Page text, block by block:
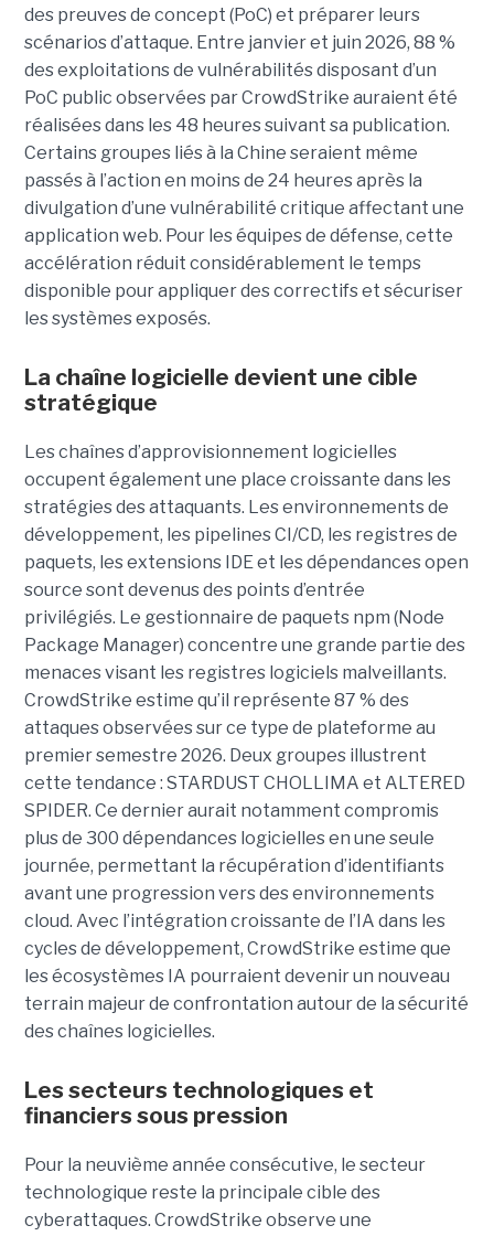
des preuves de concept (PoC) et préparer leurs
scénarios d’attaque. Entre janvier et juin 2026, 88 %
des exploitations de vulnérabilités disposant d’un
PoC public observées par CrowdStrike auraient été
réalisées dans les 48 heures suivant sa publication.
Certains groupes liés à la Chine seraient même
passés à l’action en moins de 24 heures après la
divulgation d’une vulnérabilité critique affectant une
application web. Pour les équipes de défense, cette
accélération réduit considérablement le temps
disponible pour appliquer des correctifs et sécuriser
les systèmes exposés.
La chaîne logicielle devient une cible
stratégique
Les chaînes d’approvisionnement logicielles
occupent également une place croissante dans les
stratégies des attaquants. Les environnements de
développement, les pipelines CI/CD, les registres de
paquets, les extensions IDE et les dépendances open
source sont devenus des points d’entrée
privilégiés. Le gestionnaire de paquets npm (Node
Package Manager) concentre une grande partie des
menaces visant les registres logiciels malveillants.
CrowdStrike estime qu’il représente 87 % des
attaques observées sur ce type de plateforme au
premier semestre 2026. Deux groupes illustrent
cette tendance : STARDUST CHOLLIMA et ALTERED
SPIDER. Ce dernier aurait notamment compromis
plus de 300 dépendances logicielles en une seule
journée, permettant la récupération d’identifiants
avant une progression vers des environnements
cloud. Avec l’intégration croissante de l’IA dans les
cycles de développement, CrowdStrike estime que
les écosystèmes IA pourraient devenir un nouveau
terrain majeur de confrontation autour de la sécurité
des chaînes logicielles.
Les secteurs technologiques et
financiers sous pression
Pour la neuvième année consécutive, le secteur
technologique reste la principale cible des
cyberattaques. CrowdStrike observe une